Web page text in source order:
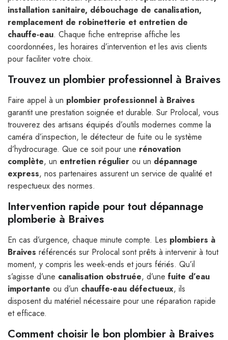
installation sanitaire, débouchage de canalisation,
remplacement de robinetterie et entretien de
chauffe-eau. Chaque fiche entreprise affiche les
coordonnées, les horaires d’intervention et les avis clients
pour faciliter votre choix.
Trouvez un plombier professionnel à Braives
Faire appel à un plombier professionnel à Braives
garantit une prestation soignée et durable. Sur Prolocal, vous
trouverez des artisans équipés d’outils modernes comme la
caméra d’inspection, le détecteur de fuite ou le système
d’hydrocurage. Que ce soit pour une rénovation
complète, un entretien régulier ou un dépannage
express, nos partenaires assurent un service de qualité et
respectueux des normes.
Intervention rapide pour tout dépannage
plomberie à Braives
En cas d’urgence, chaque minute compte. Les plombiers à
Braives référencés sur Prolocal sont prêts à intervenir à tout
moment, y compris les week-ends et jours fériés. Qu’il
s’agisse d’une canalisation obstruée, d’une fuite d’eau
importante ou d’un chauffe-eau défectueux, ils
disposent du matériel nécessaire pour une réparation rapide
et efficace.
Comment choisir le bon plombier à Braives